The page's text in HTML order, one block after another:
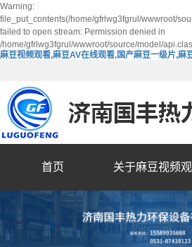
Warning:
file_put_contents(/home/gfrlwg3fgrul/wwwroot/
failed to open stream: Permission denied in
/home/gfrlwg3fgrul/wwwroot/source/model/
麻豆视频观看,麻豆AV在线观看,国产麻豆一级片,麻
首页 关于麻豆视频